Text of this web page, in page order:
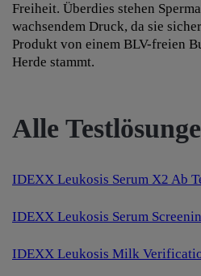
Freiheit. Überdies stehen
wachsendem Druck, da sie
Produkt von einem BLV-freien
Herde stammt.
Alle
IDEXX Leukosis Serum X2 Ab
IDEXX Leukosis Serum
IDEXX Leukosis Milk